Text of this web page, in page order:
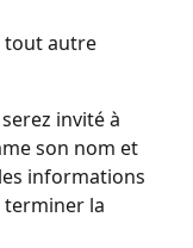
tout autre
invité à
son nom et
informations
la